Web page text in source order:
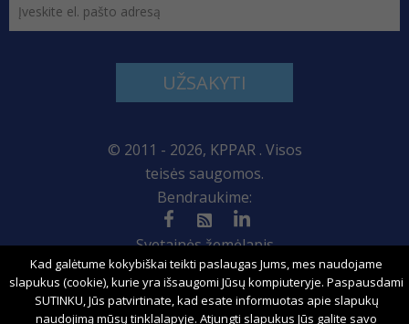
UŽSAKYTI
© 2011 - 2026, KPPAR . Visos
teisės saugomos.
Bendraukime:
Svetainės žemėlapis
Sprendimas:
Kad galėtume kokybiškai teikti paslaugas Jums, mes naudojame
slapukus (cookie), kurie yra išsaugomi Jūsų kompiuteryje. Paspausdami
SUTINKU, Jūs patvirtinate, kad esate informuotas apie slapukų
naudojimą mūsų tinklalapyje. Atjungti slapukus Jūs galite savo